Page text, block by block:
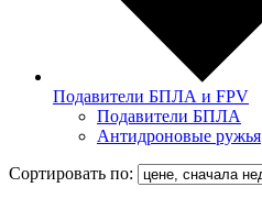
Подавители БПЛА и FPV
Подавители БПЛА
Антидроновые ружья
Сортировать по: